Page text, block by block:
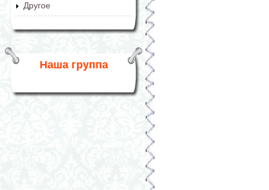
Другое
Наша группа